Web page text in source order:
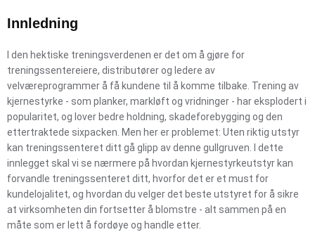
Innledning
I den hektiske treningsverdenen er det om å gjøre for
treningssentereiere, distributører og ledere av
velværeprogrammer å få kundene til å komme tilbake. Trening av
kjernestyrke - som planker, markløft og vridninger - har eksplodert i
popularitet, og lover bedre holdning, skadeforebygging og den
ettertraktede sixpacken. Men her er problemet: Uten riktig utstyr
kan treningssenteret ditt gå glipp av denne gullgruven. I dette
innlegget skal vi se nærmere på hvordan kjernestyrkeutstyr kan
forvandle treningssenteret ditt, hvorfor det er et must for
kundelojalitet, og hvordan du velger det beste utstyret for å sikre
at virksomheten din fortsetter å blomstre - alt sammen på en
måte som er lett å fordøye og handle etter.